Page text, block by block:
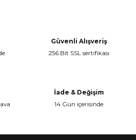
veya görüntülenemiyor.
Güvenli Alışveriş
256 Bit SSL sertifikası
İade & Değişim
14 Gün içerisinde